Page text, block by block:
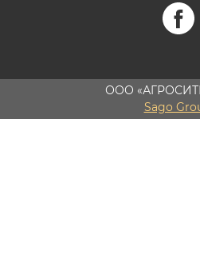
ООО
Sago